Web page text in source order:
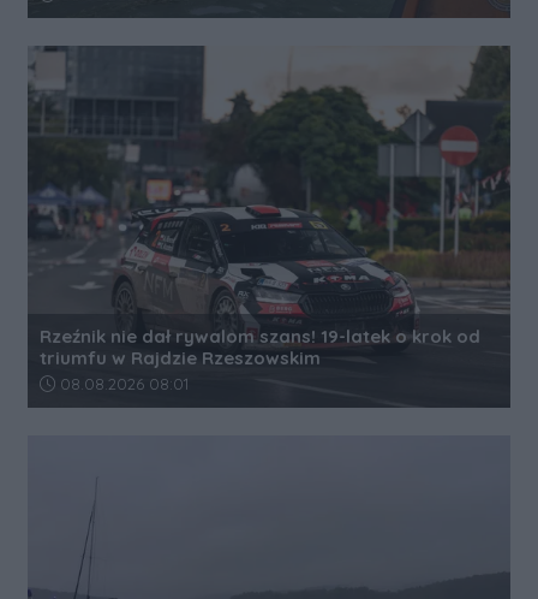
Rzeźnik nie dał rywalom szans! 19-latek o krok od
triumfu w Rajdzie Rzeszowskim
Data dodania artykułu:
08.08.2026 08:01